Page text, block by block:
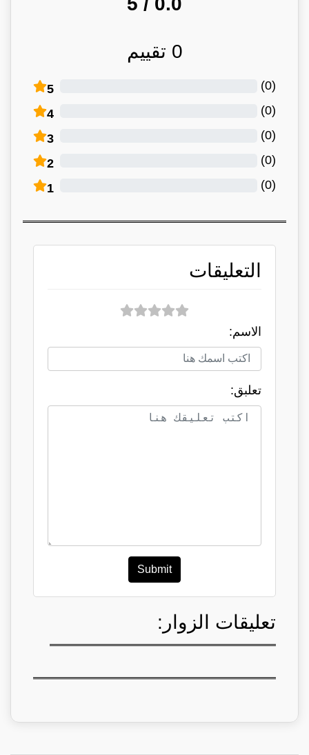
0 تقييم
5 (
0
)
4 (
0
)
3 (
0
)
2 (
0
)
1 (
0
)
التعليقات
الاسم:
تعلبق:
Submit
تعليقات الزوار: